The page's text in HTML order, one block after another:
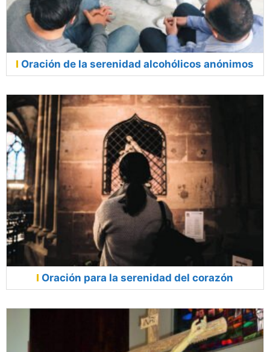
Oración de la serenidad alcohólicos anónimos
Oración para la serenidad del corazón